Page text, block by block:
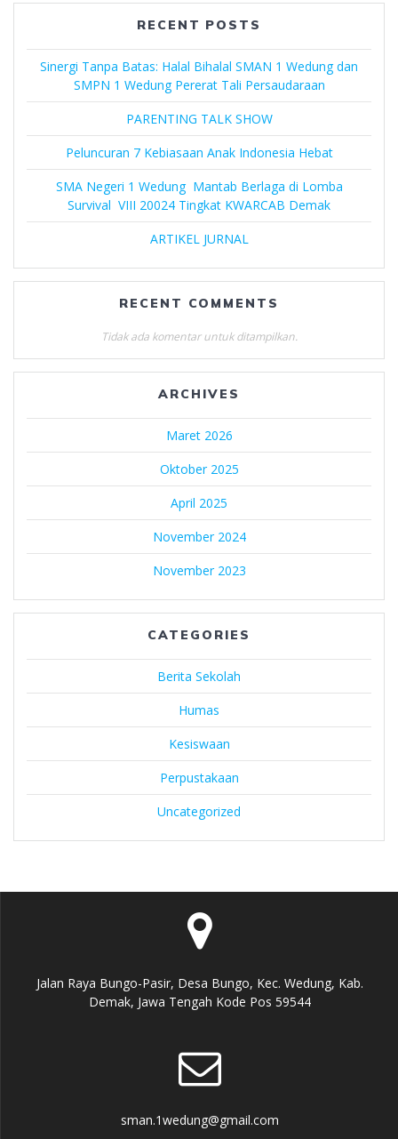
RECENT POSTS
Sinergi Tanpa Batas: Halal Bihalal SMAN 1 Wedung dan
SMPN 1 Wedung Pererat Tali Persaudaraan
PARENTING TALK SHOW
Peluncuran 7 Kebiasaan Anak Indonesia Hebat
SMA Negeri 1 Wedung Mantab Berlaga di Lomba
Survival VIII 20024 Tingkat KWARCAB Demak
ARTIKEL JURNAL
RECENT COMMENTS
Tidak ada komentar untuk ditampilkan.
ARCHIVES
Maret 2026
Oktober 2025
April 2025
November 2024
November 2023
CATEGORIES
Berita Sekolah
Humas
Kesiswaan
Perpustakaan
Uncategorized
Jalan Raya Bungo-Pasir, Desa Bungo, Kec. Wedung, Kab.
Demak, Jawa Tengah Kode Pos 59544
sman.1wedung@gmail.com